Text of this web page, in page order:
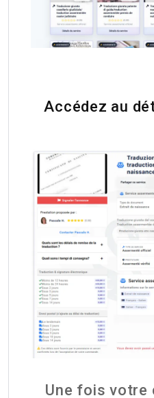
Accédez au
Une fois votre